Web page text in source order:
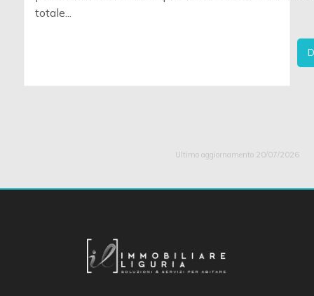
totale...
Ultimo aggiornamento 20/07/2026